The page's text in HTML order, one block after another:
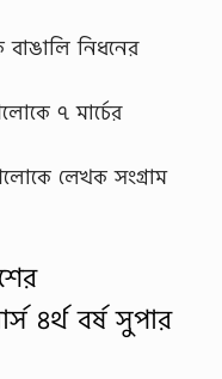
বাঙালি নিধনের
৭ মার্চের
লেখক সংগ্রাম
৪র্থ বর্ষ সুপার